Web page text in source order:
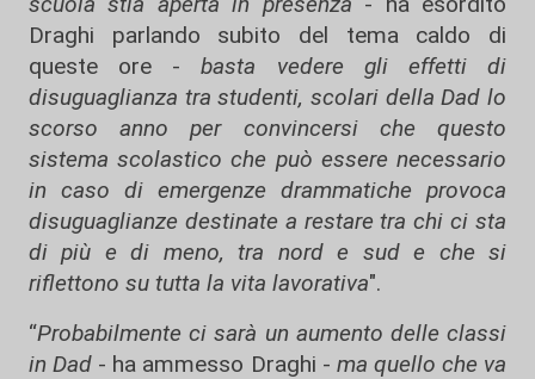
Draghi parlando subito del tema caldo di
queste ore -basta vedere gli effetti di
disuguaglianza tra studenti, scolari della Dad lo
scorso anno per convincersi che questo
sistema scolastico che può essere necessario
in caso di emergenze drammatiche provoca
disuguaglianze destinate a restare tra chi ci sta
di più e di meno, tra nord e sud e che si
riflettono su tutta la vita lavorativa".
“Probabilmente ci sarà un aumento delle classi
in Dad - ha ammesso Draghi - ma quello che va